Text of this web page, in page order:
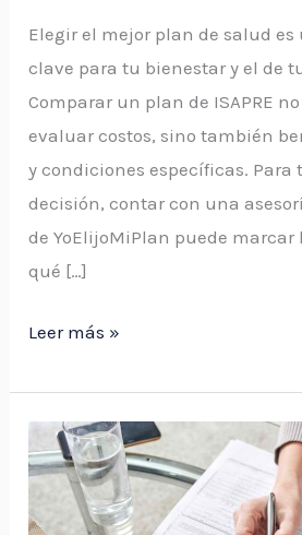
Elegir el mejor plan de salud es
clave para tu bienestar y el de
Comparar un plan de ISAPRE
evaluar costos, sino también
y condiciones específicas. Para
decisión, contar con una
de YoElijoMiPlan puede marcar
qué […]
Leer más »
Precios
de